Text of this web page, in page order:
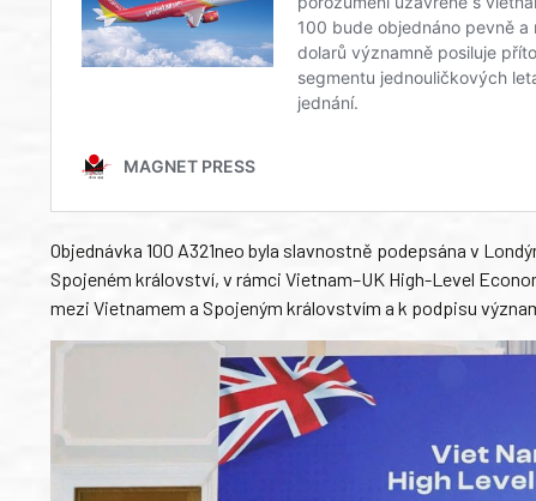
Objednávka 100 A321neo byla slavnostně podepsána v
Spojeném království, v rámci Vietnam–UK High-Level
mezi Vietnamem a Spojeným královstvím a k podpisu